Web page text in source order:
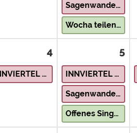
Sagenwanderung Rindbach Ebensee
Wocha teilen im Strudengau – Musikanten-Treff
4
INNVIERTEL – Natur & Landschaft
5
INNVIERTEL – Natur & Landschaft
Sagenwanderung Feuerkogel
Offenes Singen mit dem OÖ Volksliedwerk